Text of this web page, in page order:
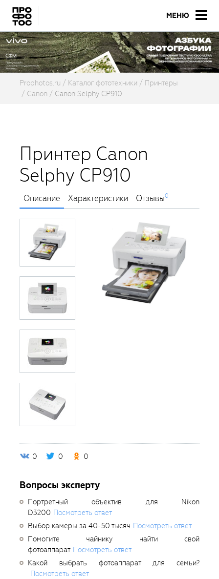
МЕНЮ
Prophotos.ru Каталог фототехники
Принтеры
Canon
Canon Selphy CP910
Принтер Canon
Selphy CP910
Описание Характеристики Отзывы0
0 0 0
Вопросы эксперту
Портретный объектив для Nikon
D3200 Посмотреть ответ
Выбор камеры за 40-50 тысяч Посмотреть ответ
Помогите чайнику найти свой
фотоаппарат Посмотреть ответ
Какой выбрать фотоаппарат для семьи?
Посмотреть ответ